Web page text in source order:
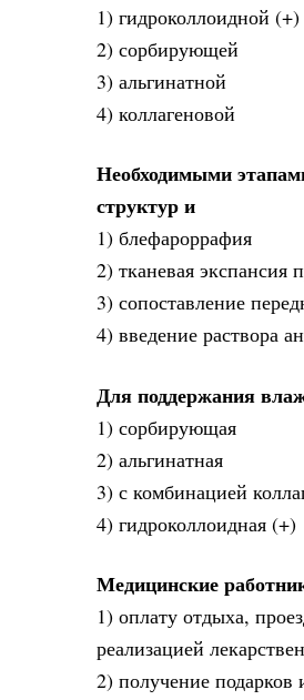
1) гидроколлоидной (+)
2) сорбирующей
3) альгинатной
4) коллагеновой
Необходимыми
структур и
1) блефароррафия
2) тканевая экспансия
3) сопоставление
4) введение раствора
Для поддержания
1) сорбирующая
2) альгинатная
3) с комбинацией
4) гидроколлоидная (+)
Медицинские
1) оплату отдыха,
реализацией
2) получение